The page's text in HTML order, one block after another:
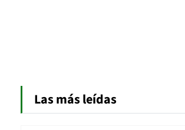
Las más leídas